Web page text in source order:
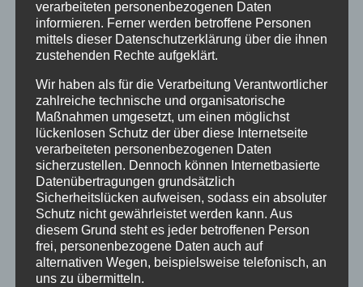
Neueste Beiträge
GeKo Wohnrecht Band 1 2. Auflage – Mitautor Dr.
Lassingleithner
Fachpublikation immolex: Besondere
Provisionsvereinbarungen
Neue Fachpublikation (ÖVI news) –
Provisionsentfall – bloße Anfechtungslage reicht
nicht aus
Provisionsentfall wegen Vertragsanfechtung –
Vorbringen im Prozess erforderlich!
verarbeiteten personenbezogenen Daten
informieren. Ferner werden betroffene Personen
mittels dieser Datenschutzerklärung über die ihnen
zustehenden Rechte aufgeklärt.
Wir haben als für die Verarbeitung Verantwortlicher
zahlreiche technische und organisatorische
Maßnahmen umgesetzt, um einen möglichst
lückenlosen Schutz der über diese Internetseite
verarbeiteten personenbezogenen Daten
sicherzustellen. Dennoch können Internetbasierte
Datenübertragungen grundsätzlich
Sicherheitslücken aufweisen, sodass ein absoluter
Schutz nicht gewährleistet werden kann. Aus
diesem Grund steht es jeder betroffenen Person
frei, personenbezogene Daten auch auf
alternativen Wegen, beispielsweise telefonisch, an
uns zu übermitteln.